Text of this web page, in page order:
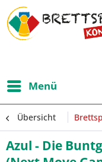
Menü
Übersicht
Azul - Die